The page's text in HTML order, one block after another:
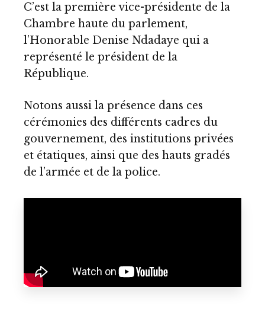
C’est la première vice-présidente de la
Chambre haute du parlement,
l’Honorable Denise Ndadaye qui a
représenté le président de la
République.
Notons aussi la présence dans ces
cérémonies des différents cadres du
gouvernement, des institutions privées
et étatiques, ainsi que des hauts gradés
de l’armée et de la police.